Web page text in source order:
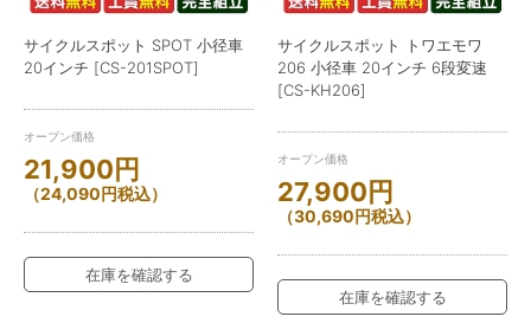
サイクルスポット SPOT 小径車
20インチ [CS-201SPOT]
オープン価格
21,900円
（24,090円税込）
在庫を確認する
サイクルスポット トワエモワ
206 小径車 20インチ 6段変速
[CS-KH206]
オープン価格
27,900円
（30,690円税込）
在庫を確認する